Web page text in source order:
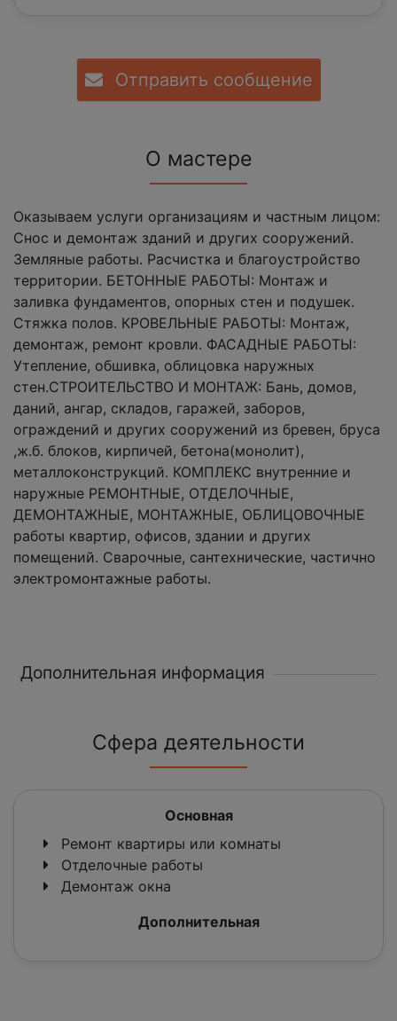
Отправить сообщение
О мастере
Оказываем услуги организациям и частным лицом:
Снос и демонтаж зданий и других сооружений.
Земляные работы. Расчистка и благоустройство
территории. БЕТОННЫЕ РАБОТЫ: Монтаж и
заливка фундаментов, опорных стен и подушек.
Стяжка полов. КРОВЕЛЬНЫЕ РАБОТЫ: Монтаж,
демонтаж, ремонт кровли. ФАСАДНЫЕ РАБОТЫ:
Утепление, обшивка, облицовка наружных
стен.СТРОИТЕЛЬСТВО И МОНТАЖ: Бань, домов,
даний, ангар, складов, гаражей, заборов,
ограждений и других сооружений из бревен, бруса
,ж.б. блоков, кирпичей, бетона(монолит),
металлоконструкций. КОМПЛЕКС внутренние и
наружные РЕМОНТНЫЕ, ОТДЕЛОЧНЫЕ,
ДЕМОНТАЖНЫЕ, МОНТАЖНЫЕ, ОБЛИЦОВОЧНЫЕ
работы квартир, офисов, здании и других
помещений. Сварочные, сантехнические, частично
электромонтажные работы.
Дополнительная информация
Сфера деятельности
Основная
Ремонт квартиры или комнаты
Отделочные работы
Демонтаж окна
Дополнительная